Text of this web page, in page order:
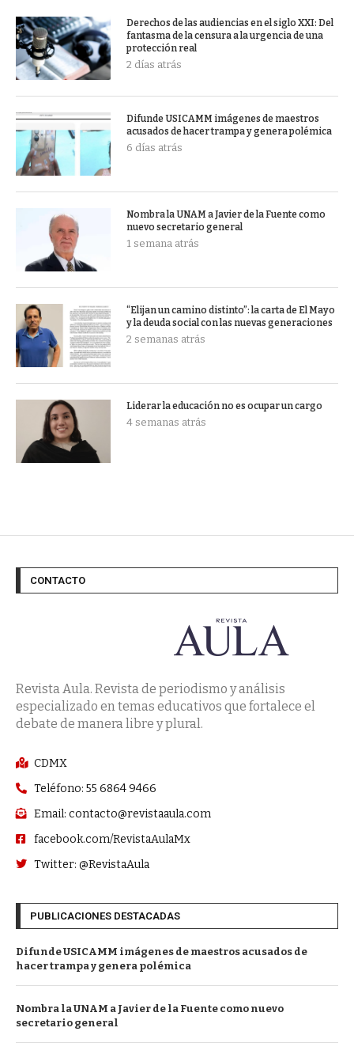
Derechos de las audiencias en el siglo XXI: Del
fantasma de la censura a la urgencia de una
protección real
2 días atrás
Difunde USICAMM imágenes de maestros
acusados de hacer trampa y genera polémica
6 días atrás
Nombra la UNAM a Javier de la Fuente como
nuevo secretario general
1 semana atrás
“Elijan un camino distinto”: la carta de El Mayo
y la deuda social con las nuevas generaciones
2 semanas atrás
Liderar la educación no es ocupar un cargo
4 semanas atrás
CONTACTO
Revista Aula. Revista de periodismo y análisis
especializado en temas educativos que fortalece el
debate de manera libre y plural.
CDMX
Teléfono: 55 6864 9466
Email: contacto@revistaaula.com
facebook.com/RevistaAulaMx
Twitter: @RevistaAula
PUBLICACIONES DESTACADAS
Difunde USICAMM imágenes de maestros acusados de
hacer trampa y genera polémica
Nombra la UNAM a Javier de la Fuente como nuevo
secretario general